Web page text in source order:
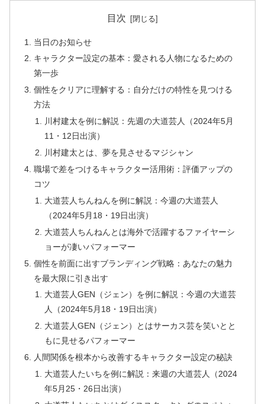
目次
当日のお知らせ
キャラクター設定の基本：愛される人物になるための
第一歩
個性をクリアに理解する：自分だけの特性を見つける
方法
川村建太を例に解説：先週の大道芸人（2024年5月
11・12日出演）
川村建太とは、夢を見させるマジシャン
職場で差をつけるキャラクター活用術：評価アップの
コツ
大道芸人ちんねんを例に解説：今週の大道芸人
（2024年5月18・19日出演）
大道芸人ちんねんとは海外で活躍するファイヤーシ
ョーが凄いパフォーマー
個性を前面に出すブランディング戦略：あなたの魅力
を最大限に引き出す
大道芸人GEN（ジェン）を例に解説：今週の大道芸
人（2024年5月18・19日出演）
大道芸人GEN（ジェン）とはサーカス芸を笑いとと
もに見せるパフォーマー
人間関係を根本から改善するキャラクター設定の秘訣
大道芸人たいちを例に解説：来週の大道芸人（2024
年5月25・26日出演）